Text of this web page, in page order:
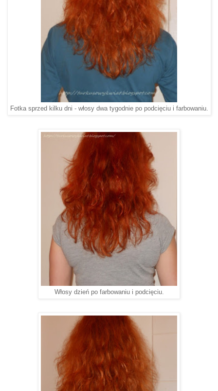
Fotka sprzed kilku dni - włosy dwa tygodnie po podcięciu i farbowaniu.
Włosy dzień po farbowaniu i podcięciu.